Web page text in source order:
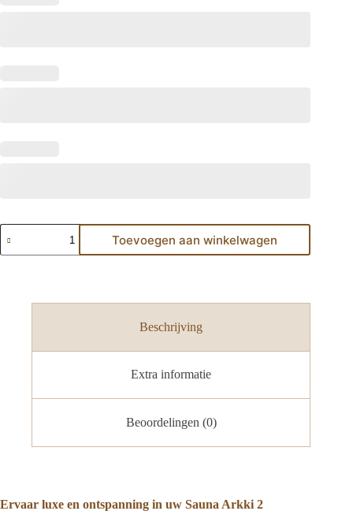
Toevoegen aan winkelwagen
Beschrijving
Extra informatie
Beoordelingen (0)
Ervaar luxe en ontspanning in uw Sauna Arkki 2